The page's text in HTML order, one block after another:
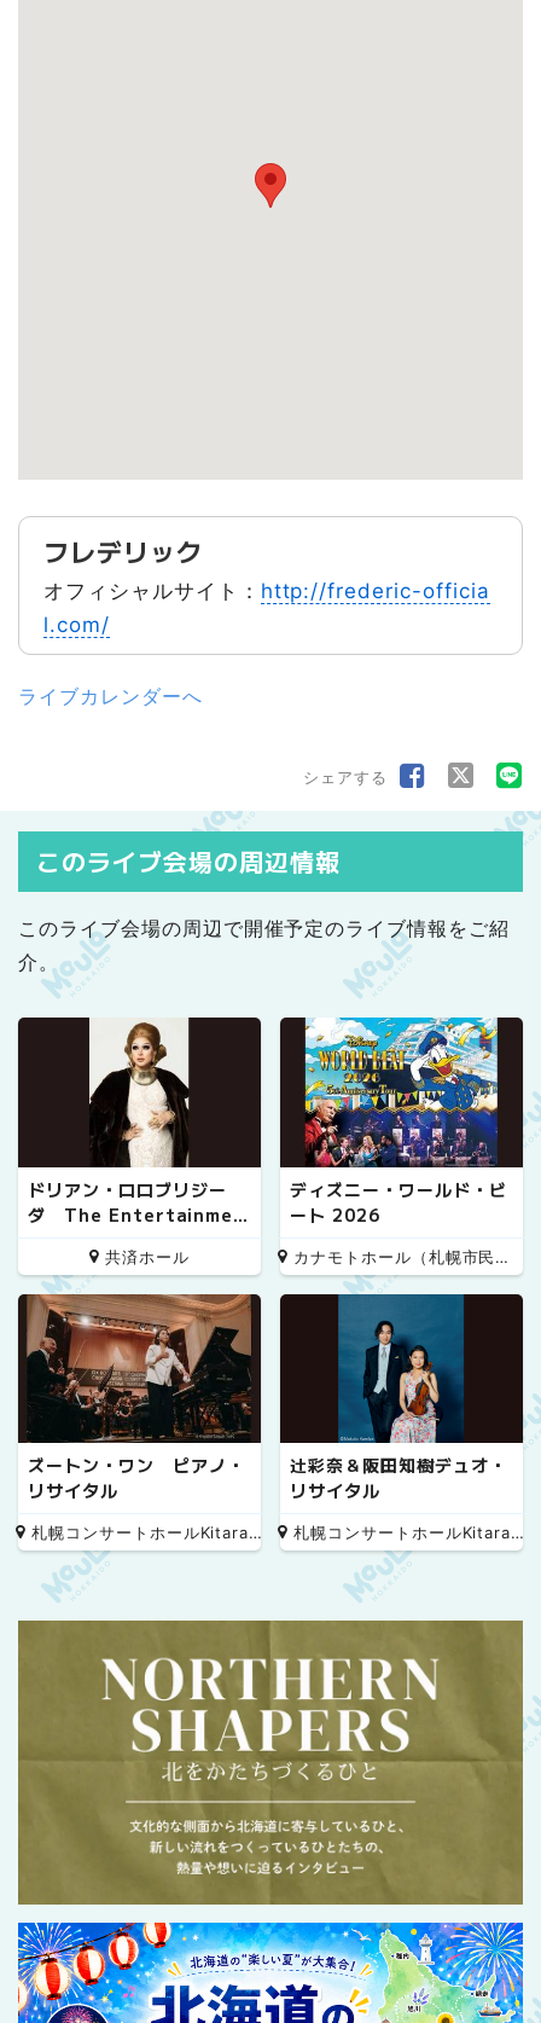
フレデリック
オフィシャルサイト： http://frederic-officia
l.com/
ライブカレンダーへ
シェアする
このライブ会場の周辺情報
このライブ会場の周辺で開催予定のライブ情報をご紹
介。
ドリアン・ロロブリジー
ダ The Entertainmen
t!! 20th Anniversary S
共済ホール
ディズニー・ワールド・ビ
ート 2026
カナモトホール（札幌市民ホール）
ズートン・ワン ピアノ・
リサイタル
札幌コンサートホールKitara 小ホール
辻彩奈＆阪田知樹デュオ・
リサイタル
札幌コンサートホールKitara 小ホール